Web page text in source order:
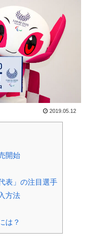
2019.05.12
開始
表」の注目選手
方法
は？